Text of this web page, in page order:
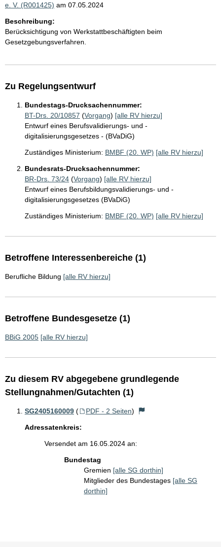
e. V. (R001425) am 07.05.2024
Beschreibung:
Berücksichtigung von Werkstattbeschäftigten beim
Gesetzgebungsverfahren.
Zu Regelungsentwurf
Bundestags-Drucksachennummer:
BT-Drs. 20/10857 (Vorgang) [alle RV hierzu]
Entwurf eines Berufsvalidierungs- und -
digitalisierungsgesetzes - (BVaDiG)
Zuständiges Ministerium: BMBF (20. WP) [alle RV hierzu]
Bundesrats-Drucksachennummer:
BR-Drs. 73/24 (Vorgang) [alle RV hierzu]
Entwurf eines Berufsbildungsvalidierungs- und -
digitalisierungsgesetzes (BVaDiG)
Zuständiges Ministerium: BMBF (20. WP) [alle RV hierzu]
Betroffene Interessenbereiche (1)
Berufliche Bildung [alle RV hierzu]
Betroffene Bundesgesetze (1)
BBiG 2005 [alle RV hierzu]
Zu diesem RV abgegebene grundlegende
Stellungnahmen/Gutachten (1)
SG2405160009 ( PDF - 2 Seiten)
Adressatenkreis:
Versendet am 16.05.2024 an:
Bundestag
Gremien [alle SG dorthin]
Mitglieder des Bundestages [alle SG
dorthin]